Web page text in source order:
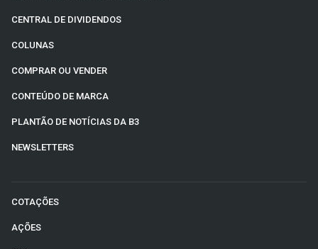
CENTRAL DE DIVIDENDOS
COLUNAS
COMPRAR OU VENDER
CONTEÚDO DE MARCA
PLANTÃO DE NOTÍCIAS DA B3
NEWSLETTERS
COTAÇÕES
AÇÕES